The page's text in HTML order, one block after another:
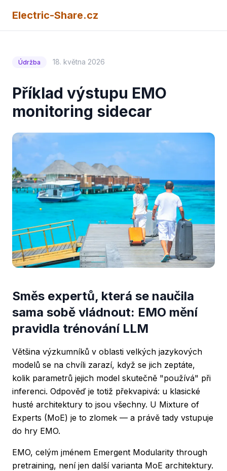
Electric-Share.cz
Údržba 18. května 2026
Příklad výstupu EMO
monitoring sidecar
Směs expertů, která se naučila
sama sobě vládnout: EMO mění
pravidla trénování LLM
Většina výzkumníků v oblasti velkých jazykových
modelů se na chvíli zarazí, když se jich zeptáte,
kolik parametrů jejich model skutečně "používá" při
inferenci. Odpověď je totiž překvapivá: u klasické
husté architektury to jsou všechny. U Mixture of
Experts (MoE) je to zlomek — a právě tady vstupuje
do hry EMO.
EMO, celým jménem Emergent Modularity through
pretraining, není jen další varianta MoE architektury.